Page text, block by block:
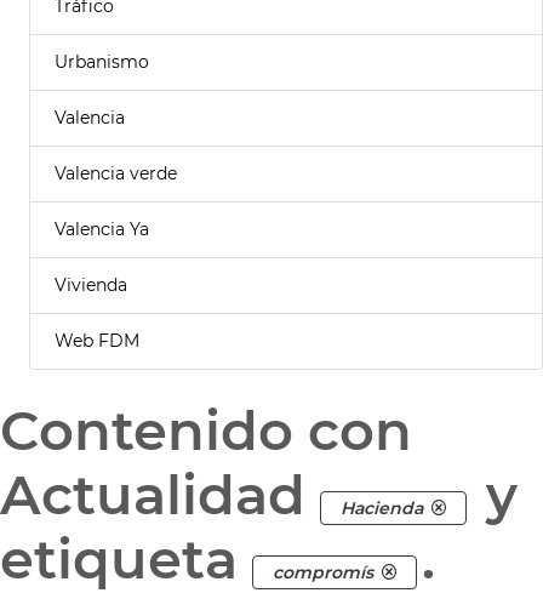
Tráfico
Urbanismo
Valencia
Valencia verde
Valencia Ya
Vivienda
Web FDM
Contenido con
Actualidad
Hacienda
y
etiqueta
compromís .